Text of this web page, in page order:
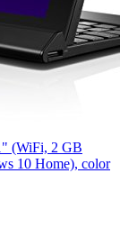
(WiFi, 2 GB
10 Home), color